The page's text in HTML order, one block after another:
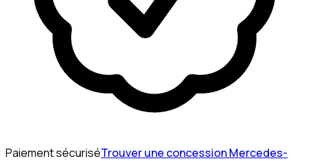
Paiement sécuriséTrouver une concession Mercedes-